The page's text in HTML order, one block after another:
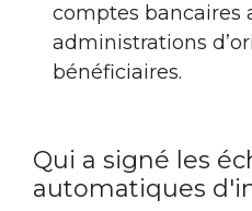
comptes bancaires
administrations
bénéficiaires.
Qui a signé les
automatiques